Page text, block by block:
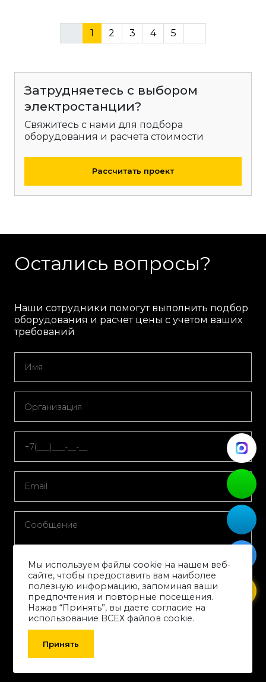
1 2 3 4 5
Затрудняетесь с выбором
электростанции?
Свяжитесь с нами для подбора
оборудования и расчета стоимости
Рассчитать проект
Остались вопросы?
Наши сотрудники помогут выполнить подбор
оборудования и расчет цены с учетом ваших
требований
(техническое задание, схема, габаритный чертеж,
заполненный опросный лист и т.п. .jpg, .jpeg, .png, .pdf,
Я принимаю условия
Мы используем файлы cookie на нашем веб-
сайте, чтобы предоставить вам наиболее
полезную информацию, запоминая ваши
предпочтения и повторные посещения.
Нажав “Принять”, вы даете согласие на
использование ВСЕХ файлов cookie.
Принять